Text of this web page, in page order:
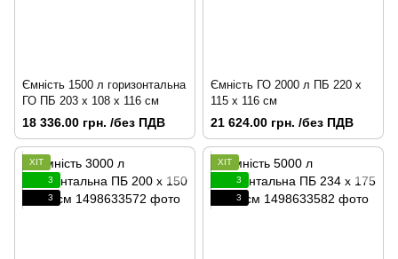
Ємність 1500 л горизонтальна
ГО ПБ 203 x 108 x 116 см
18 336.00 грн. /без ПДВ
Ємність ГО 2000 л ПБ 220 x
115 x 116 см
21 624.00 грн. /без ПДВ
ХІТ
3
3
ХІТ
3
3